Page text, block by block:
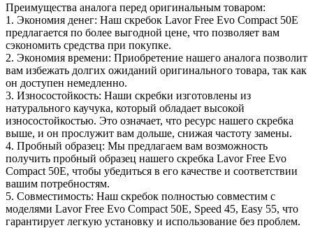
Преимущества аналога перед оригинальным товаром:
1. Экономия денег: Наш скребок Lavor Free Evo Compact 50E
предлагается по более выгодной цене, что позволяет вам
сэкономить средства при покупке.
2. Экономия времени: Приобретение нашего аналога позволит
вам избежать долгих ожиданий оригинального товара, так как
он доступен немедленно.
3. Износостойкость: Наши скребки изготовлены из
натурального каучука, который обладает высокой
износостойкостью. Это означает, что ресурс нашего скребка
выше, и он прослужит вам дольше, снижая частоту замены.
4. Пробный образец: Мы предлагаем вам возможность
получить пробный образец нашего скребка Lavor Free Evo
Compact 50E, чтобы убедиться в его качестве и соответствии
вашим потребностям.
5. Совместимость: Наш скребок полностью совместим с
моделями Lavor Free Evo Compact 50E, Speed 45, Easy 55, что
гарантирует легкую установку и использование без проблем.